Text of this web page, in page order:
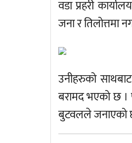
वडा प्रहरी
जना र तिलोत्तमा
उनीहरुको
बरामद भएको छ ।
बुटवलले जनाएको